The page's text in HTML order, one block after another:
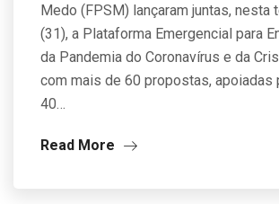
Medo (FPSM) lançaram juntas, nesta
(31), a Plataforma Emergencial para
da Pandemia do Coronavírus e da
com mais de 60 propostas, apoiadas
40…
Read More